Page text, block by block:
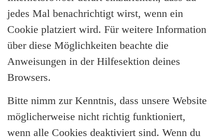
jedes Mal benachrichtigt wirst, wenn ein
Cookie platziert wird. Für weitere Information
über diese Möglichkeiten beachte die
Anweisungen in der Hilfesektion deines
Browsers.
Bitte nimm zur Kenntnis, dass unsere Website
möglicherweise nicht richtig funktioniert,
wenn alle Cookies deaktiviert sind. Wenn du